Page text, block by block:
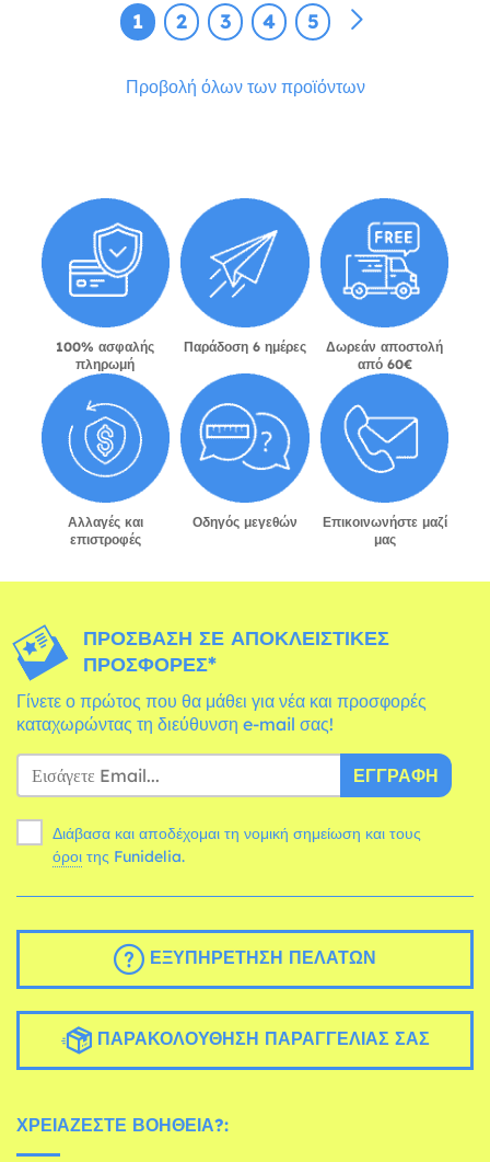
1 2 3 4 5
Προβολή όλων των προϊόντων
100% ασφαλής
πληρωμή
Παράδοση 6 ημέρες
Δωρεάν αποστολή
από 60€
Αλλαγές και
επιστροφές
Οδηγός μεγεθών
Επικοινωνήστε μαζί
μας
ΠΡΌΣΒΑΣΗ ΣΕ ΑΠΟΚΛΕΙΣΤΙΚΈΣ
ΠΡΟΣΦΟΡΈΣ*
Γίνετε ο πρώτος που θα μάθει για νέα και προσφορές
καταχωρώντας τη διεύθυνση e-mail σας!
ΕΓΓΡΑΦΉ
Διάβασα και αποδέχομαι τη νομική σημείωση και τους
όροι της Funidelia.
ΕΞΥΠΗΡΈΤΗΣΗ ΠΕΛΑΤΏΝ
ΠΑΡΑΚΟΛΟΎΘΗΣΗ ΠΑΡΑΓΓΕΛΊΑΣ ΣΑΣ
ΧΡΕΙΆΖΕΣΤΕ ΒΟΉΘΕΙΑ?: